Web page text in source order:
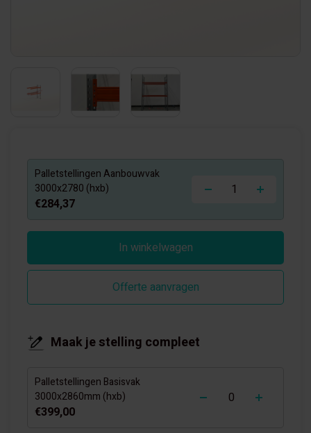
Palletstellingen Aanbouwvak
3000x2780 (hxb)
€284,37
-
In winkelwagen
Offerte aanvragen
Maak je stelling compleet
Palletstellingen Basisvak
3000x2860mm (hxb)
€399,00
-